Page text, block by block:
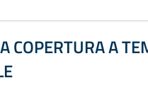
COPERTURA A